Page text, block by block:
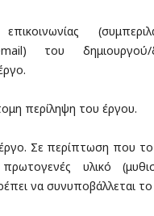
του
περίληψη του έργου.
Σε περίπτωση που το
υλικό
να συνυποβάλλεται το